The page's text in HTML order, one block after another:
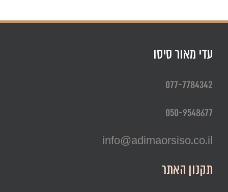
עדי מאור סיסו
077-7784342
050-9548677
info@adimaorsiso.co.il
תקנון האתר